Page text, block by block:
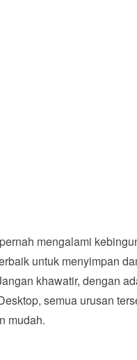
mengalami
untuk menyimpan
khawatir, dengan
semua urusan
mudah.